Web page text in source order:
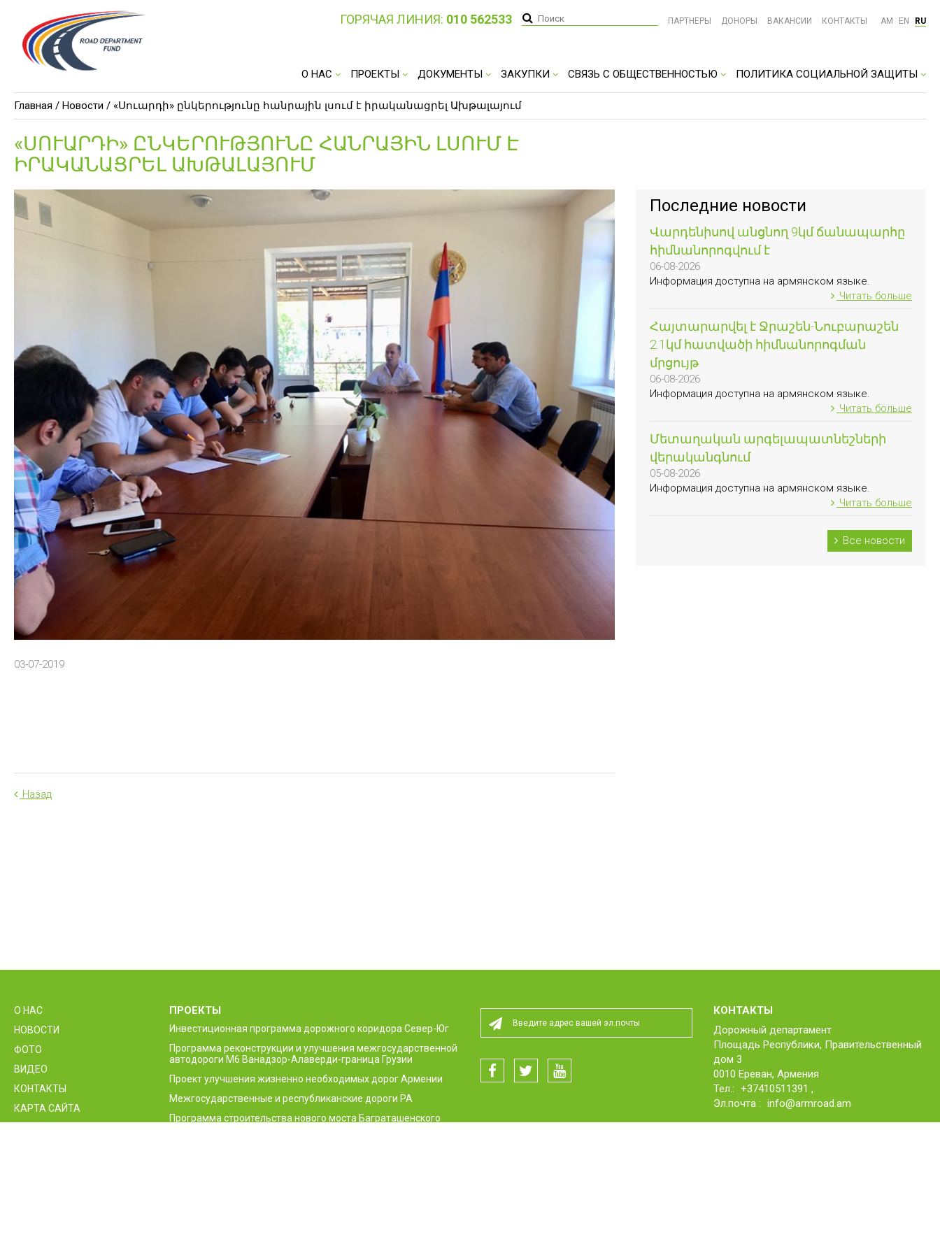
О НАС ПРОЕКТЫ ДОКУМЕНТЫ ЗАКУПКИ СВЯЗЬ С ОБЩЕСТВЕННОСТЬЮ ПОЛИТИКА СОЦИАЛЬНОЙ ЗАЩИТЫ
ГОРЯЧАЯ ЛИНИЯ: 010 562533 ПАРТНЕРЫ ДОНОРЫ ВАКАНСИИ КОНТАКТЫ AM EN RU
Главная / Новости / «Սուարդի» ընկերությունը հանրային լսում է իրականացրել Ախթալայում
«ՍՈՒԱՐԴԻ» ԸՆԿԵՐՈՒԹՅՈՒՆԸ ՀԱՆՐԱՅԻՆ ԼՍՈՒՄ Է
ԻՐԱԿԱՆԱՑՐԵԼ ԱԽԹԱԼԱՅՈՒՄ
03-07-2019
Назад
Последние новости
Վարդենիսով անցնող 9կմ ճանապարհը
հիմնանորոգվում է
06-08-2026
Информация доступна на армянском языке.
Читать больше
Հայտարարվել է Ջրաշեն-Նուբարաշեն
2.1կմ հատվածի հիմնանորոգման
մրցույթ
06-08-2026
Информация доступна на армянском языке.
Читать больше
Մետաղական արգելապատնեշների
վերականգնում
05-08-2026
Информация доступна на армянском языке.
Читать больше
Все новости
О НАС
НОВОСТИ
ФОТО
ВИДЕО
КОНТАКТЫ
КАРТА САЙТА
ПРОЕКТЫ
Инвестиционная программа дорожного коридора Север-Юг
Программа реконструкции и улучшения межгосударственной
автодороги М6 Ванадзор-Алаверди-граница Грузии
Проект улучшения жизненно необходимых дорог Армении
Межгосударственные и республиканские дороги РА
Программа строительства нового моста Баграташенского
КОНТАКТЫ
Дорожный департамент
Площадь Республики, Правительственный
дом 3
0010 Ереван, Армения
Тел.: +37410511391,
Эл.почта : info@armroad.am